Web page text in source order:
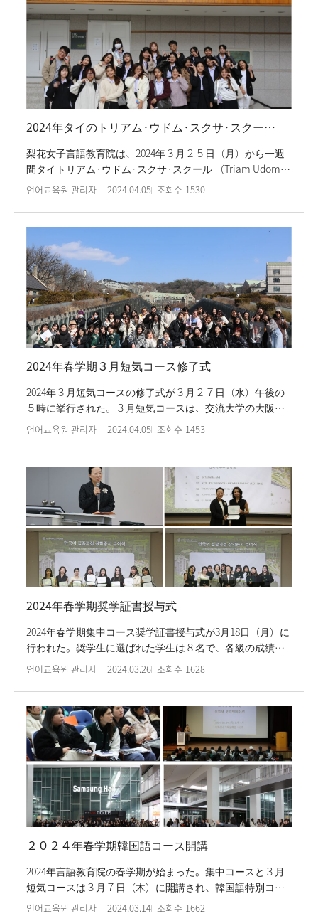
しろく接することができるよう構成された教材だ。また、
生徒達は韓国文化の授業の一環で‘ソウル歴史博物館の観覧
と景福宮の丹青文様の手さげ袋デコレーション’、‘南山コル
韓屋村巡り及び伝統的な礼儀作法学び’などの体験活動を行
った。修了式は、短期コースの間行われた様々な活動に参
加した生徒達の様子を収めたビデオの観賞から始まり、パ
ク・ソンヒ院長の祝辞と修了証書授与式、そして生徒達が
春学期の間、3月と4月の二回に渡り短期コースを運営して
いる。
2024年タイのトリアム·ウドム·スクサ·スクール委託コース運営
梨花女子言語教育院は、2024年３月２５日（月）から一週
間タイトリアム·ウドム·スクサ·スクール （Triam Udom
Suksa School）委託コースを運営した。Triam Udom Suksa
名門高校学校である。学生たちは、午前文化活動をして、
午後の３時間ずつ韓国語の授業に参加した。特に、韓国の
文化活動授業は、‘k-popダンス教室’、’ハンボク着て景福宮
観覧‘、’韓国料理作り‘など、多彩な文化体験活動で進行
さ、学生たちの積極的な参加と熱い評判をもたらされた。
また、Triam Udom Suksa Schoolの学生たちは、梨花女子
大学の学生たちと出会い、韓国語を練習し、韓国の大学生
活について話し合う時間も過ごすことができた。Triam
Udom Suksa School委託コースは、３月２９日（金）に修
언어교육원 관리자 2024.04.05 조회수 1530
2024年春学期３月短気コース修了式
2024年３月短気コースの修了式が３月２７日（水）午後の
５時に挙行された。３月短気コースは、交流大学の大阪経
済法科大学、西南学院大学、小部大学の学生を含み、およ
姿が込められた映像の感想で開始された。続いて、パク・
ソンヒ院長のお祝いの言葉と、授与式、そして学生たちの
修了感想発表で進行された。短気コースは３週間韓国語を
学び、韓国の文化を体験するプログラムである。
언어교육원 관리자 2024.04.05 조회수 1453
2024年春学期奨学証書授与式
2024年春学期集中コース奨学証書授与式が3月18日（月）に
行われた。奨学生に選ばれた学生は８名で、各級の成績最
優秀者である。証書授与式にはパク・ソンヒ院長、チュ・
ゾンア部院長、韓国語教育部先生たちが参加し、奨学生た
ちの受賞をお祝いしてくれた。授与式はパク・ソンヒ院長
のお祝いの言葉と、奨学証書授、奨学生たちの感想発表と
記念撮影で進行された。学生たちは集中コースの登録金５
０％を韓国語優秀奨学金として受けることになる。梨花女
子言語教育院は、毎学期学生たちに成績最優秀奨学金を授
与している。
언어교육원 관리자 2024.03.26 조회수 1628
２０２４年春学期韓国語コース開講
2024年言語教育院の春学期が始まった。集中コースと３月
短気コースは３月７日（木）に開講され、韓国語特別コー
スである韓国語能力試験(TOPIK)対策クラスは３月１１日
언어교육원 관리자 2024.03.14 조회수 1662